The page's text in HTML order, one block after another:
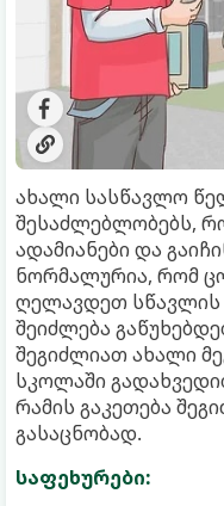
ახალი სასწავლო
შესაძლებლობებს,
ადამიანები და
ნორმალურია, რომ
ღელავდეთ სწავლის
შეიძლება
შეგიძლიათ ახალი
სკოლაში
რამის გაკეთება
გასაცნობად.
საფეხურები: